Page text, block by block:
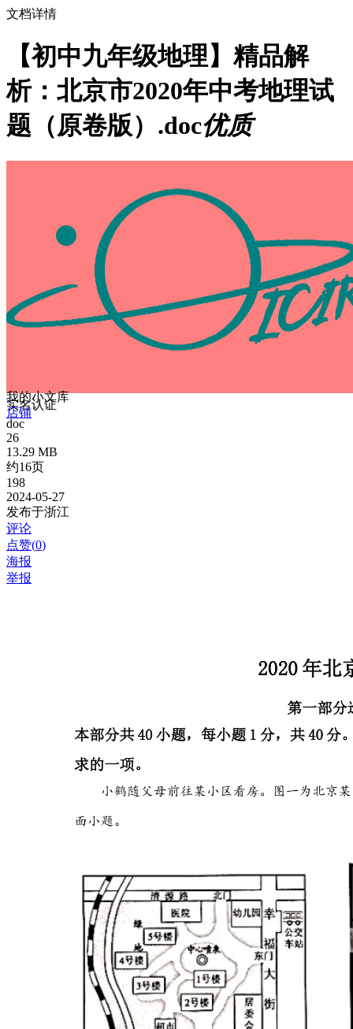
文档详情
【初中九年级地理】精品解
析：北京市2020年中考地理试
题（原卷版）.doc优质
我的小文库
实名认证
店铺
doc
26
13.29 MB
约16页
198
2024-05-27
发布于浙江
评论
点赞(0)
海报
举报